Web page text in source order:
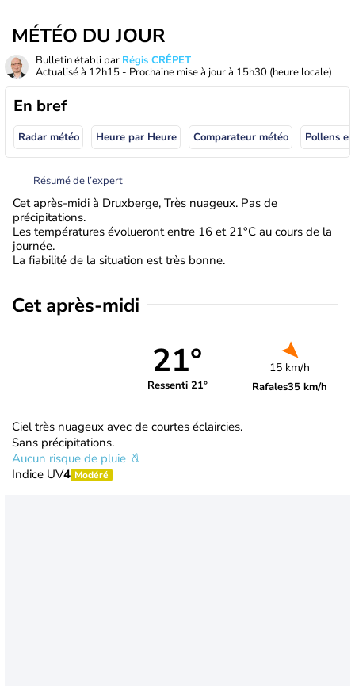
MÉTÉO DU JOUR
Bulletin établi par Régis CRÊPET
Actualisé à 12h15 - Prochaine mise à jour à 15h30 (heure locale)
En bref
Radar météo Heure par Heure Comparateur météo Pollens
Résumé de l’expert
Cet après-midi à Druxberge, Très nuageux. Pas de
précipitations.
Les températures évolueront entre 16 et 21°C au cours de la
journée.
La fiabilité de la situation est très bonne.
Cet après-midi
21°
Ressenti 21°
15 km/h
Rafales35 km/h
Ciel très nuageux avec de courtes éclaircies.
Sans précipitations.
Aucun risque de pluie
Indice UV4 Modéré